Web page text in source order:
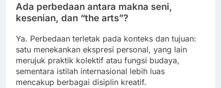
Ada perbedaan antara makna seni,
kesenian, dan “the arts”?
Ya. Perbedaan terletak pada konteks dan tujuan:
satu menekankan ekspresi personal, yang lain
merujuk praktik kolektif atau fungsi budaya,
sementara istilah internasional lebih luas
mencakup berbagai disiplin kreatif.